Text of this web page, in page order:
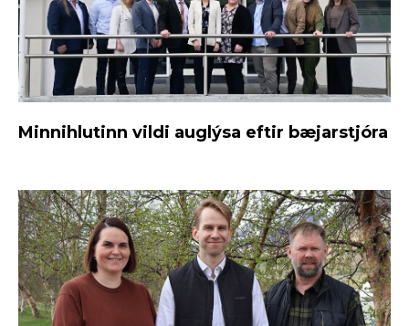
Minnihlutinn vildi auglýsa eftir bæjarstjóra